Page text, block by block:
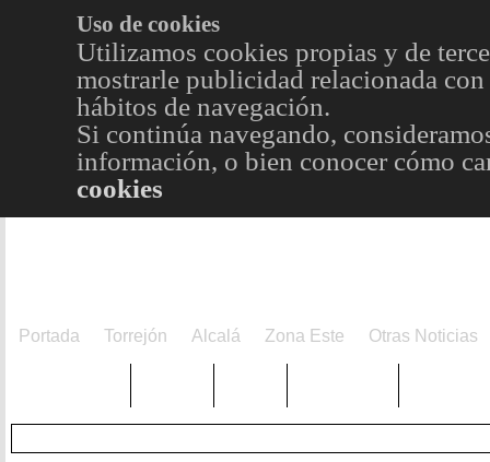
Uso de cookies
Utilizamos cookies propias y de
mostrarle publicidad relacionada
hábitos de navegación.
Si continúa navegando,
información, o bien conocer cómo
cookies
Portada Torrejón Alcalá Zona Este Otras Noticias